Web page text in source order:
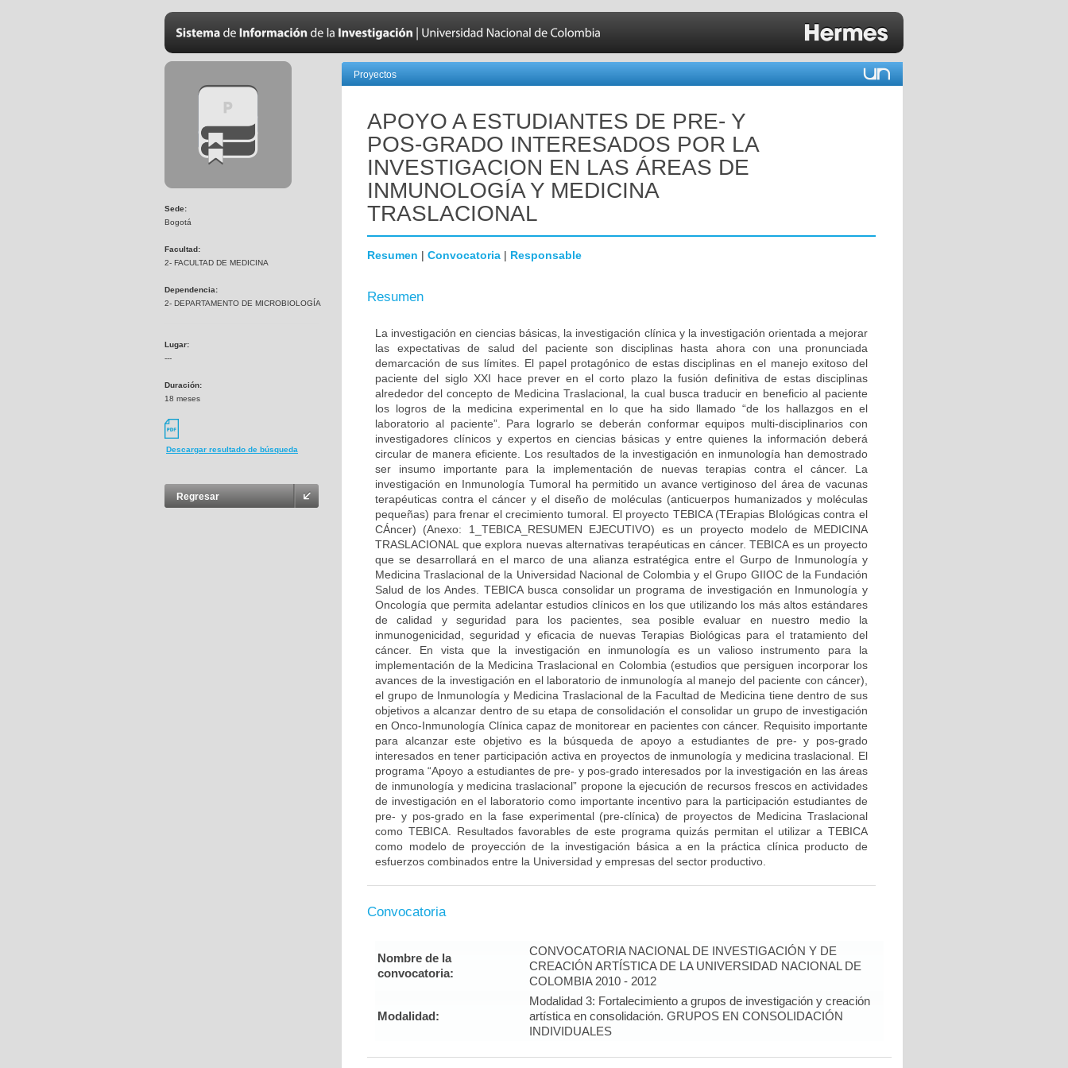
Sede:
Bogotá
Facultad:
2- FACULTAD DE MEDICINA
Dependencia:
2- DEPARTAMENTO DE MICROBIOLOGÍA
Lugar:
---
Duración:
18 meses
Descargar resultado de búsqueda
Regresar
Proyectos
APOYO A ESTUDIANTES DE PRE- Y
POS-GRADO INTERESADOS POR LA
INVESTIGACION EN LAS ÁREAS DE
INMUNOLOGÍA Y MEDICINA
TRASLACIONAL
Resumen | Convocatoria | Responsable
Resumen
La investigación en ciencias básicas, la investigación clínica y la investigación orientada a mejorar
las expectativas de salud del paciente son disciplinas hasta ahora con una pronunciada
demarcación de sus límites. El papel protagónico de estas disciplinas en el manejo exitoso del
paciente del siglo XXI hace prever en el corto plazo la fusión definitiva de estas disciplinas
alrededor del concepto de Medicina Traslacional, la cual busca traducir en beneficio al paciente
los logros de la medicina experimental en lo que ha sido llamado “de los hallazgos en el
laboratorio al paciente”. Para lograrlo se deberán conformar equipos multi-disciplinarios con
investigadores clínicos y expertos en ciencias básicas y entre quienes la información deberá
circular de manera eficiente. Los resultados de la investigación en inmunología han demostrado
ser insumo importante para la implementación de nuevas terapias contra el cáncer. La
investigación en Inmunología Tumoral ha permitido un avance vertiginoso del área de vacunas
terapéuticas contra el cáncer y el diseño de moléculas (anticuerpos humanizados y moléculas
pequeñas) para frenar el crecimiento tumoral. El proyecto TEBICA (TErapias BIológicas contra el
CÁncer) (Anexo: 1_TEBICA_RESUMEN EJECUTIVO) es un proyecto modelo de MEDICINA
TRASLACIONAL que explora nuevas alternativas terapéuticas en cáncer. TEBICA es un proyecto
que se desarrollará en el marco de una alianza estratégica entre el Gurpo de Inmunología y
Medicina Traslacional de la Universidad Nacional de Colombia y el Grupo GIIOC de la Fundación
Salud de los Andes. TEBICA busca consolidar un programa de investigación en Inmunología y
Oncología que permita adelantar estudios clínicos en los que utilizando los más altos estándares
de calidad y seguridad para los pacientes, sea posible evaluar en nuestro medio la
inmunogenicidad, seguridad y eficacia de nuevas Terapias Biológicas para el tratamiento del
cáncer. En vista que la investigación en inmunología es un valioso instrumento para la
implementación de la Medicina Traslacional en Colombia (estudios que persiguen incorporar los
avances de la investigación en el laboratorio de inmunología al manejo del paciente con cáncer),
el grupo de Inmunología y Medicina Traslacional de la Facultad de Medicina tiene dentro de sus
objetivos a alcanzar dentro de su etapa de consolidación el consolidar un grupo de investigación
en Onco-Inmunología Clínica capaz de monitorear en pacientes con cáncer. Requisito importante
para alcanzar este objetivo es la búsqueda de apoyo a estudiantes de pre- y pos-grado
interesados en tener participación activa en proyectos de inmunología y medicina traslacional. El
programa “Apoyo a estudiantes de pre- y pos-grado interesados por la investigación en las áreas
de inmunología y medicina traslacional” propone la ejecución de recursos frescos en actividades
de investigación en el laboratorio como importante incentivo para la participación estudiantes de
pre- y pos-grado en la fase experimental (pre-clínica) de proyectos de Medicina Traslacional
como TEBICA. Resultados favorables de este programa quizás permitan el utilizar a TEBICA
como modelo de proyección de la investigación básica a en la práctica clínica producto de
esfuerzos combinados entre la Universidad y empresas del sector productivo.
Convocatoria
Nombre de la
convocatoria:
CONVOCATORIA NACIONAL DE INVESTIGACIÓN Y DE
CREACIÓN ARTÍSTICA DE LA UNIVERSIDAD NACIONAL DE
COLOMBIA 2010 - 2012
Modalidad:
Modalidad 3: Fortalecimiento a grupos de investigación y creación
artística en consolidación. GRUPOS EN CONSOLIDACIÓN
INDIVIDUALES